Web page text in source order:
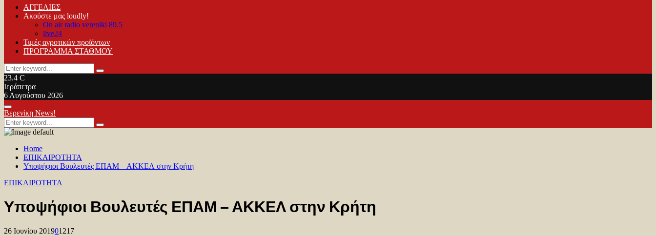
ΑΓΓΕΛΙΕΣ
Ακούστε μας loudly!
On air radio vereniki 89.5
live24
Τιμές αγροτικών προϊόντων
ΠΡΟΓΡΑΜΜΑ ΣΤΑΘΜΟΥ
Search
for:
Search
23.4 C
Ιεράπετρα
6 Αυγούστου 2026
Facebook
Twitter
Youtube
Primary
Menu
Βερενίκη News!
Search
for:
Search
Home
ΕΠΙΚΑΙΡΟΤΗΤΑ
Υποψήφιοι Βουλευτές ΕΠΑΜ – ΑΚΚΕΛ στην Κρήτη
ΕΠΙΚΑΙΡΟΤΗΤΑ
Υποψήφιοι Βουλευτές ΕΠΑΜ – ΑΚΚΕΛ στην Κρήτη
26 Ιουνίου 201901217